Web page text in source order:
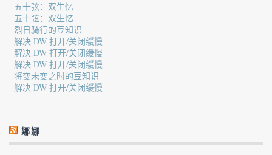
五十弦：双生忆
五十弦：双生忆
烈日骑行的豆知识
解决 DW 打开/关闭缓慢
解决 DW 打开/关闭缓慢
解决 DW 打开/关闭缓慢
将变未变之时的豆知识
解决 DW 打开/关闭缓慢
娜娜